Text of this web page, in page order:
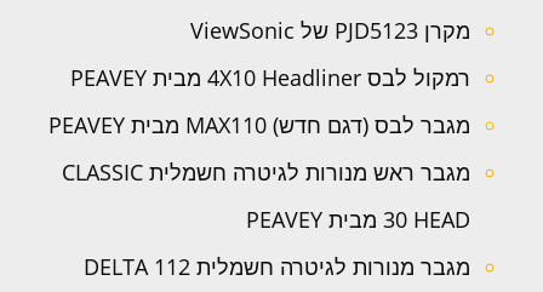
מקרן PJD5123 של ViewSonic
רמקול לבס 4X10 Headliner מבית PEAVEY
מגבר לבס (דגם חדש) MAX110 מבית PEAVEY
מגבר ראש מנורות לגיטרה חשמלית CLASSIC
30 HEAD מבית PEAVEY
מגבר מנורות לגיטרה חשמלית 112 DELTA